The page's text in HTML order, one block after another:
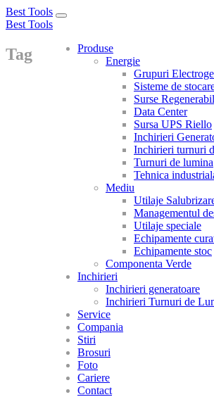
Best Tools
Toggle
Best Tools
Produse
Energie
Grupuri
Sisteme de
Surse
Data Center
Sursa UPS Riello
Inchirieri
Inchirieri turnuri
Turnuri de lumina
Tehnica
Mediu
Utilaje
Managementul
Utilaje speciale
Echipamente
Echipamente stoc
Componenta Verde
Inchirieri
Inchirieri generatoare
Inchirieri Turnuri de
Service
Compania
Stiri
Brosuri
Foto
Cariere
Contact
Tag